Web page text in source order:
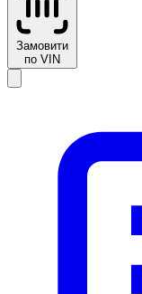
Замовити
по VIN